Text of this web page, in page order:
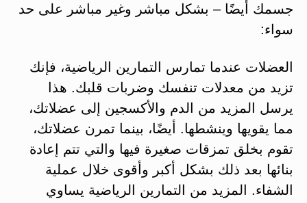
جسمك أيضًا – بشكل مباشر وغير مباشر على حد
سواء:
العضلات عندما تمارس التمارين الرياضية، فإنك
تزيد من معدلات تنفسك وضربات قلبك. هذا
يرسل المزيد من الدم والأكسجين إلى عضلاتك،
مما يقويها وينشطها. أيضًا، بينما تمرن عضلاتك،
تقوم بخلق تمزقات صغيرة فيها والتي تتم إعادة
بنائها بعد ذلك بشكل أكبر وأقوى خلال عملية
الشفاء. المزيد من التمارين الرياضية يساوي